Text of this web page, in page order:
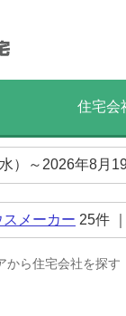
住宅会
）～2026年8月
スメーカー 25件
から住宅会社を探す